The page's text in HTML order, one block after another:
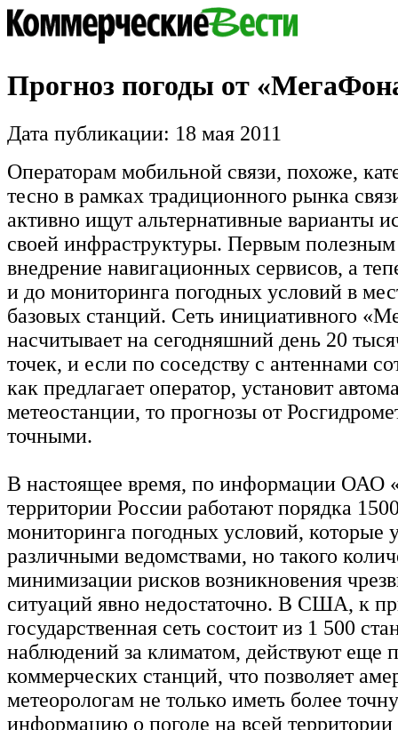
Прогноз погоды от
Дата публикации: 18 мая 2011
Операторам мобильной связи, похоже,
тесно в рамках традиционного рынка
активно ищут альтернативные варианты
своей инфраструктуры. Первым
внедрение навигационных сервисов, а
и до мониторинга погодных условий в
базовых станций. Сеть инициативного
насчитывает на сегодняшний день 20
точек, и если по соседству с антеннами
как предлагает оператор, установит
метеостанции, то прогнозы от
точными.
В настоящее время, по информации ОАО
территории России работают порядка
мониторинга погодных условий, которые
различными ведомствами, но такого
минимизации рисков возникновения
ситуаций явно недостаточно. В США, к
государственная сеть состоит из 1 500
наблюдений за климатом, действуют еще
коммерческих станций, что позволяет
метеорологам не только иметь более
информацию о погоде на всей